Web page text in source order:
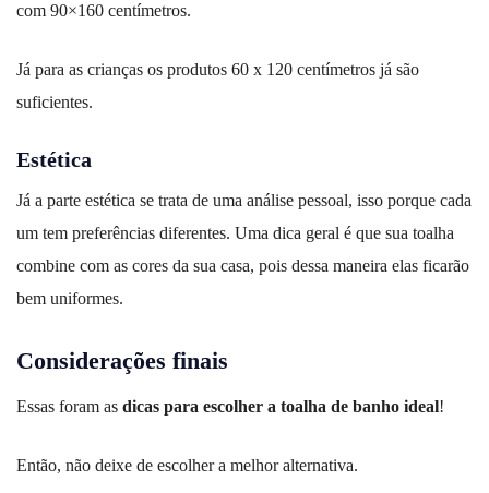
com 90×160 centímetros.
Já para as crianças os produtos 60 x 120 centímetros já são
suficientes.
Estética
Já a parte estética se trata de uma análise pessoal, isso porque cada
um tem preferências diferentes. Uma dica geral é que sua toalha
combine com as cores da sua casa, pois dessa maneira elas ficarão
bem uniformes.
Considerações finais
Essas foram as dicas para escolher a toalha de banho ideal!
Então, não deixe de escolher a melhor alternativa.